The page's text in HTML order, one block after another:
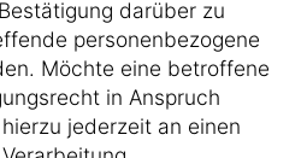
darüber zu
personenbezogene
Möchte eine betroffene
in Anspruch
jederzeit an einen